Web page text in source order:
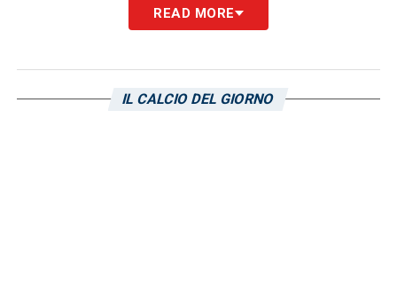
Palermo 22.940
READ MORE
IL CALCIO DEL GIORNO